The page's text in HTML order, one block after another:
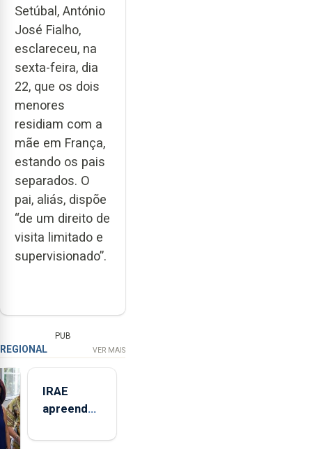
Setúbal, António
José Fialho,
esclareceu, na
sexta-feira, dia
22, que os dois
menores
residiam com a
mãe em França,
estando os pais
separados. O
pai, aliás, dispõe
“de um direito de
visita limitado e
supervisionado”.
PUB
REGIONAL VER MAIS
IRAE
apreendeu
toneladas